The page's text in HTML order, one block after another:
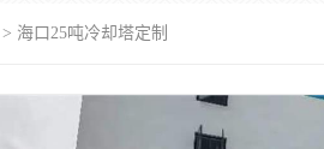
> 海口25吨冷却塔定制